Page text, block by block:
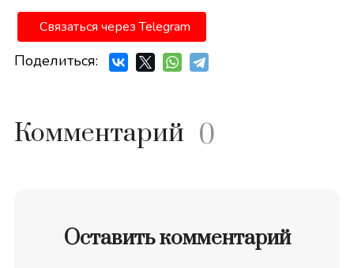
Связаться через Telegram
Поделиться:
Комментарий 0
Оставить комментарий